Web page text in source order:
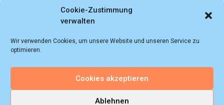
Cookie-Zustimmung
verwalten
Wir verwenden Cookies, um unsere Website und unseren Service zu
optimieren.
Cookies akzeptieren
Ablehnen
Datenschutzerklärung
© 2018 - 2026 Autoprospektesammlung (Bernd